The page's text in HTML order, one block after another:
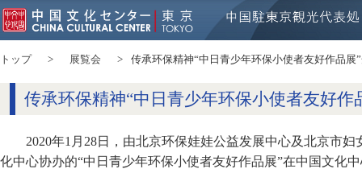
トップ 展覧会 传承环保精神“中日青少年环保小使者友好作品展
传承环保精神“中日青少年环保小使者友好作
2020年1月28日，由北京环保娃娃公益发展中心及北京市
化中心协办的“中日青少年环保小使者友好作品展”在中国文化